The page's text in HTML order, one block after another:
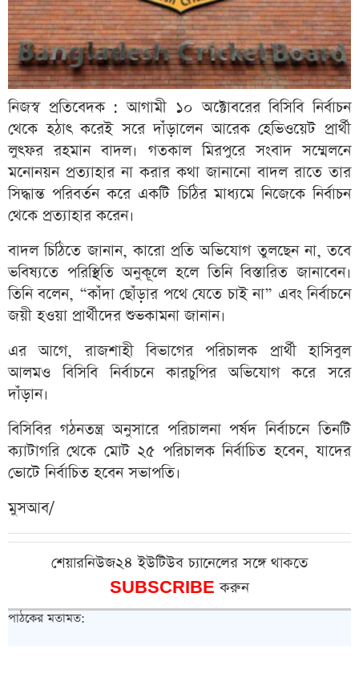
নিজস্ব প্রতিবেদক : আগামী ১০ অক্টোবরের বিসিবি নির্বাচন
থেকে হঠাৎ করেই সরে দাঁড়ালেন আরেক হেভিওয়েট প্রার্থী
লুৎফর রহমান বাদল। গতকাল মিরপুরে সংবাদ সম্মেলনে
মনোনয়ন প্রত্যাহার না করার কথা জানানো বাদল রাতে তার
সিদ্ধান্ত পরিবর্তন করে একটি চিঠির মাধ্যমে নিজেকে নির্বাচন
থেকে প্রত্যাহার করেন।
বাদল চিঠিতে জানান, কারো প্রতি অভিযোগ তুলছেন না, তবে
ভবিষ্যতে পরিস্থিতি অনুকূলে হলে তিনি বিস্তারিত জানাবেন।
তিনি বলেন, “কাঁদা ছোঁড়ার পথে যেতে চাই না” এবং নির্বাচনে
জয়ী হওয়া প্রার্থীদের শুভকামনা জানান।
এর আগে, রাজশাহী বিভাগের পরিচালক প্রার্থী হাসিবুল
আলমও বিসিবি নির্বাচনে কারচুপির অভিযোগ করে সরে
দাঁড়ান।
বিসিবির গঠনতন্ত্র অনুসারে পরিচালনা পর্ষদ নির্বাচনে তিনটি
ক্যাটাগরি থেকে মোট ২৫ পরিচালক নির্বাচিত হবেন, যাদের
ভোটে নির্বাচিত হবেন সভাপতি।
মুসআব/
শেয়ারনিউজ২৪ ইউটিউব চ্যানেলের সঙ্গে থাকতে
SUBSCRIBEকরুন
পাঠকের মতামত: